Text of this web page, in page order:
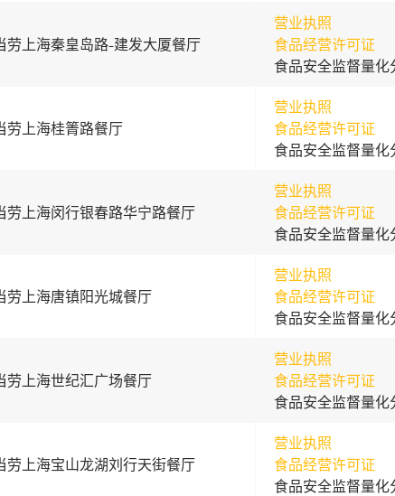
劳上海秦皇岛路-建发大厦餐厅
营业执照
食品经营许可证
食品安全监督量化
劳上海桂箐路餐厅
营业执照
食品经营许可证
食品安全监督量化
劳上海闵行银春路华宁路餐厅
营业执照
食品经营许可证
食品安全监督量化
劳上海唐镇阳光城餐厅
营业执照
食品经营许可证
食品安全监督量化
劳上海世纪汇广场餐厅
营业执照
食品经营许可证
食品安全监督量化
劳上海宝山龙湖刘行天街餐厅
营业执照
食品经营许可证
食品安全监督量化